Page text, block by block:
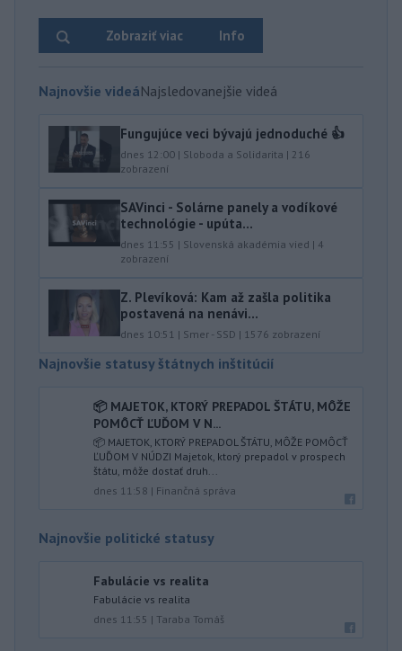
Info
Zobraziť viac
Najnovšie videáNajsledovanejšie videá
Fungujúce veci bývajú jednoduché 👍
dnes 12:00 | Sloboda a Solidarita | 216
zobrazení
SAVinci - Solárne panely a vodíkové
technológie - upúta...
dnes 11:55 | Slovenská akadémia vied | 4
zobrazení
Z. Plevíková: Kam až zašla politika
postavená na nenávi...
dnes 10:51 | Smer - SSD | 1576 zobrazení
Najnovšie statusy štátnych inštitúcií
📦 MAJETOK, KTORÝ PREPADOL ŠTÁTU, MÔŽE
POMÔCŤ ĽUĎOM V N...
📦 MAJETOK, KTORÝ PREPADOL ŠTÁTU, MÔŽE POMÔCŤ
ĽUĎOM V NÚDZI Majetok, ktorý prepadol v prospech
štátu, môže dostať druh...
dnes 11:58 | Finančná správa
Najnovšie politické statusy
Fabulácie vs realita
Fabulácie vs realita
dnes 11:55 | Taraba Tomáš